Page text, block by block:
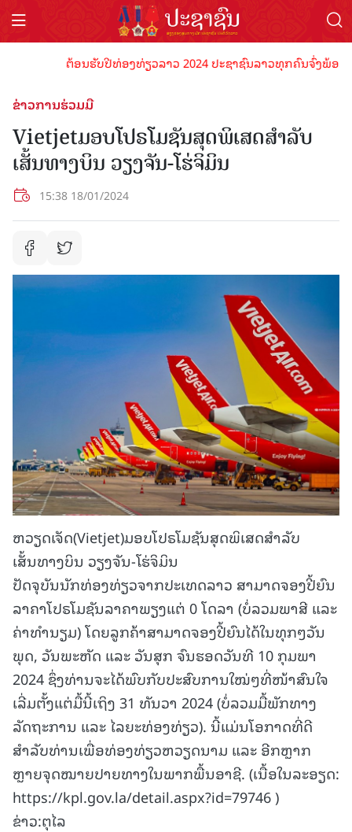
ຕ້ອນຮັບປີທ່ອງທ່ຽວລາວ 2024 ປະຊາຊົນລາວທຸກຄົນຈົ່ງພ້ອມ
ຂ່າວການຮ່ວມມື
Vietjetມອບໂປຣໂມຊັນສຸດພິເສດສຳລັບ
ເສັ້ນທາງບິນ ວຽງຈັນ-ໂຮ່ຈິມິນ
15:38 18/01/2024
ຫວຽດເຈັດ(Vietjet)ມອບໂປຣໂມຊັນສຸດພິເສດສຳລັບ
ເສັ້ນທາງບິນ ວຽງຈັນ-ໂຮ່ຈິມິນ
ປັດຈຸບັນນັກທ່ອງທ່ຽວຈາກປະເທດລາວ ສາມາດຈອງປີ້ຍົນ
ລາຄາໂປຣໂມຊັນລາຄາພຽງແຕ່ 0 ໂດລາ (ບໍ່ລວມພາສີ ແລະ
ຄ່າທໍານຽມ) ໂດຍລູກຄ້າສາມາດຈອງປີ້ຍົນໄດ້ໃນທຸກໆວັນ
ພຸດ, ວັນພະຫັດ ແລະ ວັນສຸກ ຈົນຮອດວັນທີ 10 ກຸມພາ
2024 ຊຶ່ງທ່ານຈະໄດ້ພົບກັບປະສົບການໃໝ່ໆທີ່ໜ້າສົນໃຈ
ເລີ່ມຕັ້ງແຕ່ມື້ນີ້ເຖິງ 31 ທັນວາ 2024 (ບໍ່ລວມມື້ພັກທາງ
ລັດຖະການ ແລະ ໄລຍະທ່ອງທ່ຽວ). ນີ້ແມ່ນໂອກາດທີ່ດີ
ສຳລັບທ່ານເພື່ອທ່ອງທ່ຽວຫວຽດນາມ ແລະ ອີກຫຼາກ
ຫຼາຍຈຸດໝາຍປາຍທາງໃນພາກພື້ນອາຊີ. (ເນື້ອໃນລະອຽດ:
https://kpl.gov.la/detail.aspx?id=79746 )
ຂ່າວ:ຕຸໄລ